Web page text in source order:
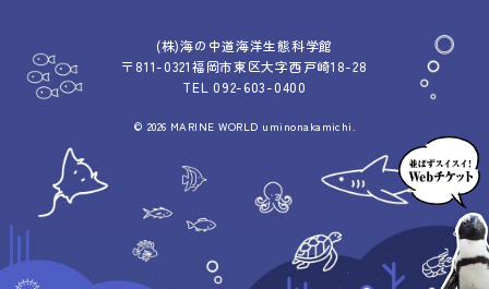
(株)海の中道海洋生態科学館
〒811-0321福岡市東区大字西戸崎18-28
TEL 092-603-0400
© 2026 MARINE WORLD uminonakamichi.